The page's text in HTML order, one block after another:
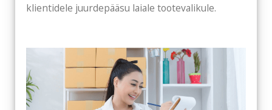
klientidele juurdepääsu laiale tootevalikule.